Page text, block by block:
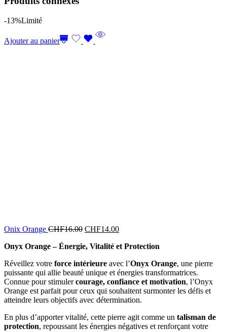
-13%Limité
Ajouter au panier
Onix Orange CHF16.00 CHF14.00
Onyx Orange – Énergie, Vitalité et Protection
Réveillez votre force intérieure avec l’Onyx Orange, une pierre
puissante qui allie beauté unique et énergies transformatrices.
Connue pour stimulercourage, confiance et motivation, l’Onyx
Orange est parfait pour ceux qui souhaitent surmonter les défis et
atteindre leurs objectifs avec détermination.
En plus d’apporter vitalité, cette pierre agit comme un talisman de
protection, repoussant les énergies négatives et renforçant votre